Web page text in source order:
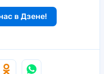
в Дзене!